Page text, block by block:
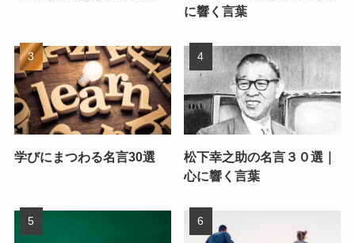
に響く言葉
学びにまつわる名言30選
松下幸之助の名言３０選｜
心に響く言葉